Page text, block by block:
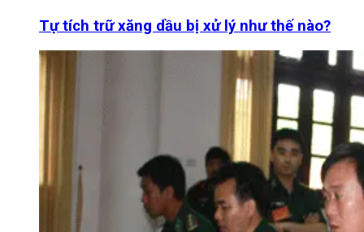
Tự tích trữ xăng dầu bị xử lý như thế nào?